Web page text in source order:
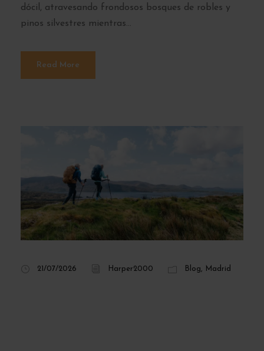
dócil, atravesando frondosos bosques de robles y
pinos silvestres mientras...
Read More
21/07/2026 Harper2000 Blog Madrid